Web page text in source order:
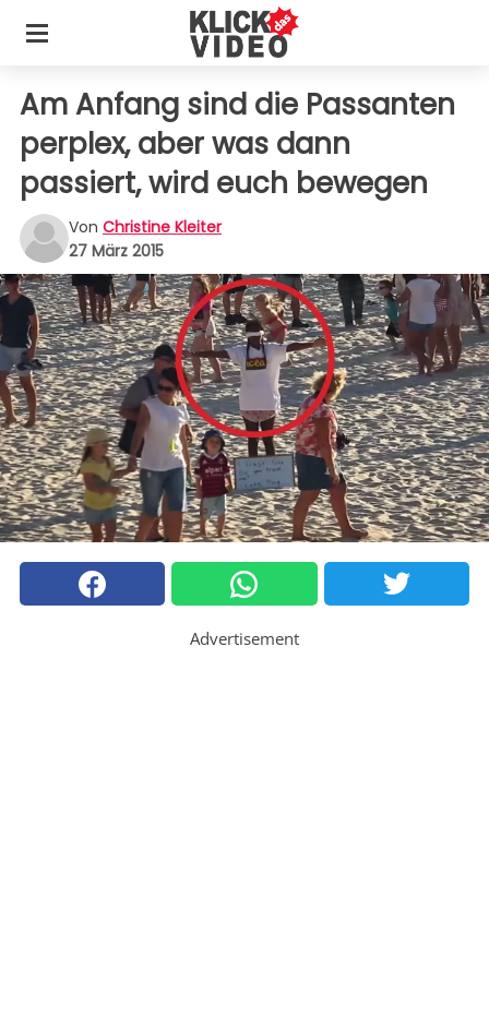
Am Anfang sind die Passanten
perplex, aber was dann
passiert, wird euch bewegen
Von Christine Kleiter
27 März 2015
Advertisement